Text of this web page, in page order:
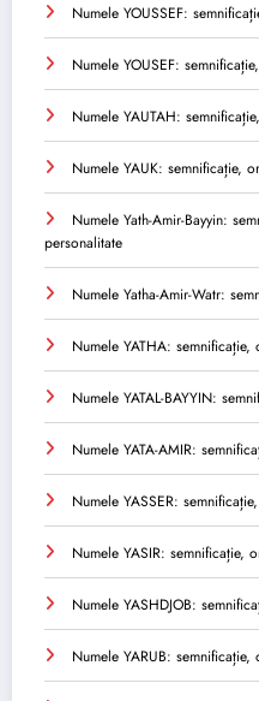
Numele YOUSSEF:
Numele YOUSEF:
Numele YAUTAH:
Numele YAUK: semnificație,
Numele Yath-Amir-Bayyin:
personalitate
Numele Yatha-Amir-Watr:
Numele YATHA:
Numele YATAL-BAYYIN:
Numele YATA-AMIR:
Numele YASSER:
Numele YASIR: semnificație,
Numele YASHDJOB:
Numele YARUB: